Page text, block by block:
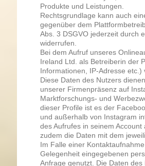
Produkte und Leistungen.
Rechtsgrundlage kann auch
gegenüber dem
Abs. 3 DSGVO jederzeit durch
widerrufen.
Bei dem Aufruf unseres
Ireland Ltd. als Betreiberin der
Informationen, IP-Adresse etc.)
Diese Daten des Nutzers
unserer Firmenpräsenz auf
Marktforschungs- und
dieser Profile ist es der
und außerhalb von Instagram
des Aufrufes in seinem
zudem die Daten mit dem
Im Falle einer
Gelegenheit eingegebenen
Anfrage genutzt. Die Daten